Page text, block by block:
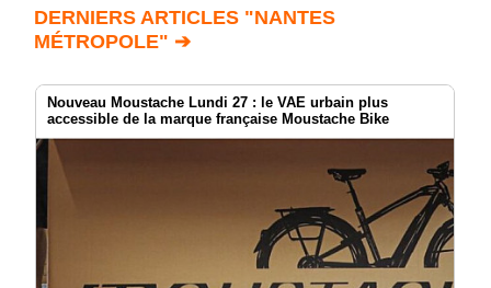
DERNIERS ARTICLES "NANTES
MÉTROPOLE" ➔
Nouveau Moustache Lundi 27 : le VAE urbain plus
accessible de la marque française Moustache Bike